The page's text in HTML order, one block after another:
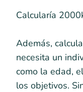
Calcularía
Además,
necesita un
como la edad,
los objetivos.